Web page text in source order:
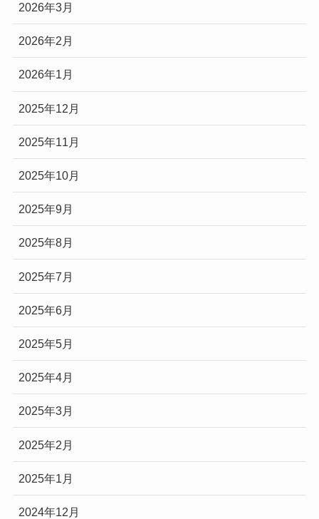
2026年3月
2026年2月
2026年1月
2025年12月
2025年11月
2025年10月
2025年9月
2025年8月
2025年7月
2025年6月
2025年5月
2025年4月
2025年3月
2025年2月
2025年1月
2024年12月